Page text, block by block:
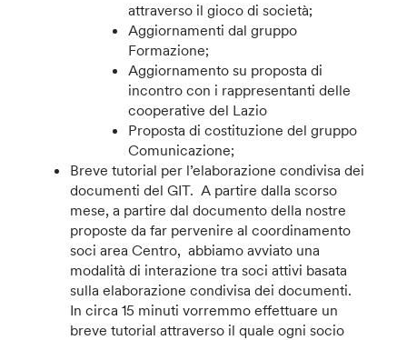
attraverso il gioco di società;
Aggiornamenti dal gruppo
Formazione;
Aggiornamento su proposta di
incontro con i rappresentanti delle
cooperative del Lazio
Proposta di costituzione del gruppo
Comunicazione;
Breve tutorial per l’elaborazione condivisa dei
documenti del GIT. A partire dalla scorso
mese, a partire dal documento della nostre
proposte da far pervenire al coordinamento
soci area Centro, abbiamo avviato una
modalità di interazione tra soci attivi basata
sulla elaborazione condivisa dei documenti.
In circa 15 minuti vorremmo effettuare un
breve tutorial attraverso il quale ogni socio